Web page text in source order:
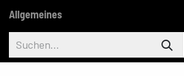
Allgemeines